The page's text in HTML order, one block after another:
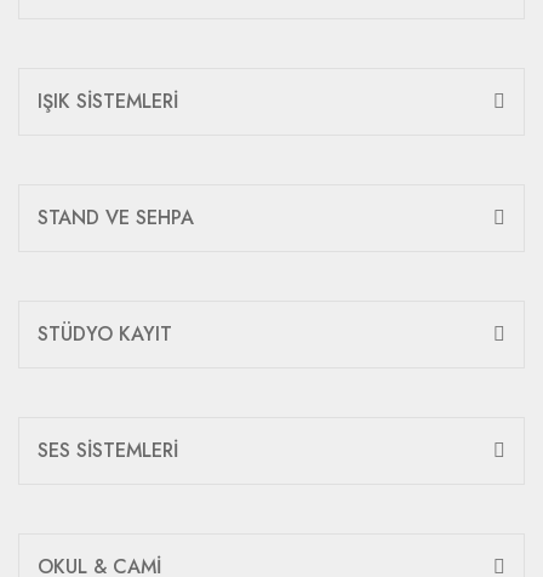
IŞIK SİSTEMLERİ
STAND VE SEHPA
STÜDYO KAYIT
SES SİSTEMLERİ
OKUL & CAMİ